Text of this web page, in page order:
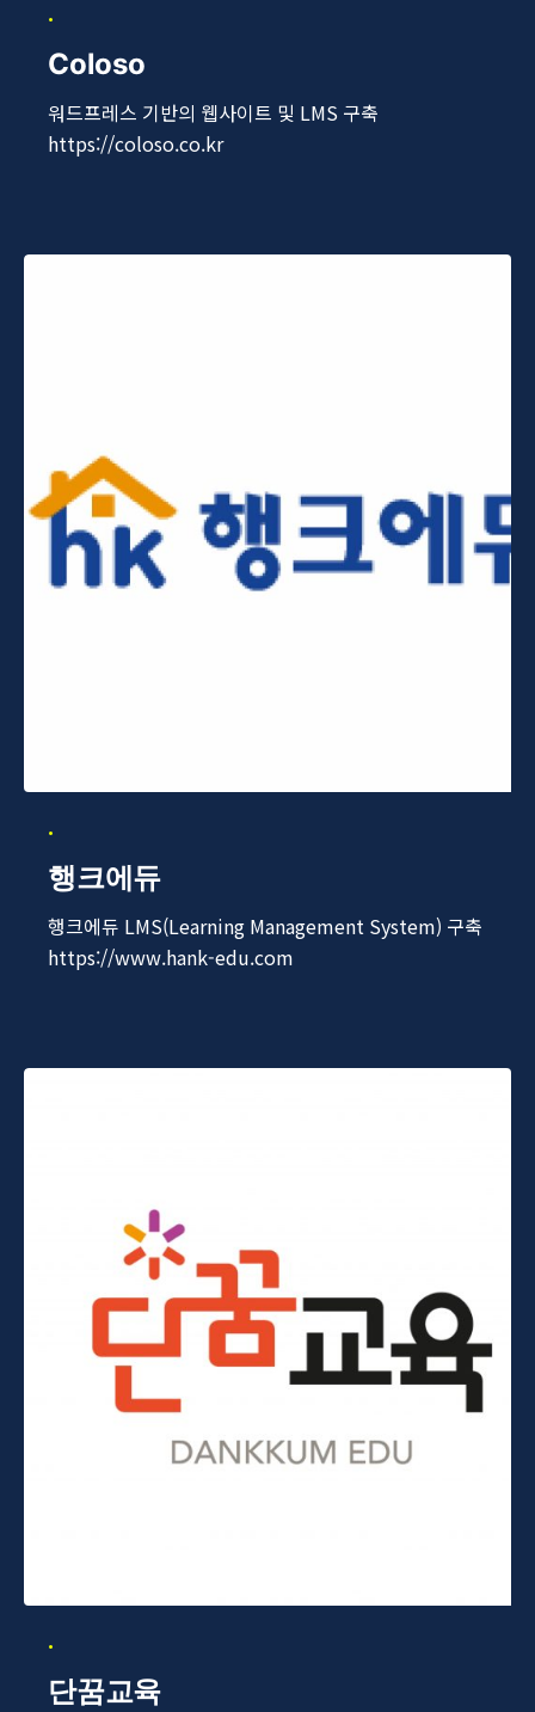
Coloso
워드프레스 기반의 웹사이트 및 LMS 구축
https://coloso.co.kr
행크에듀
행크에듀 LMS(Learning Management System) 구축
https://www.hank-edu.com
단꿈교육